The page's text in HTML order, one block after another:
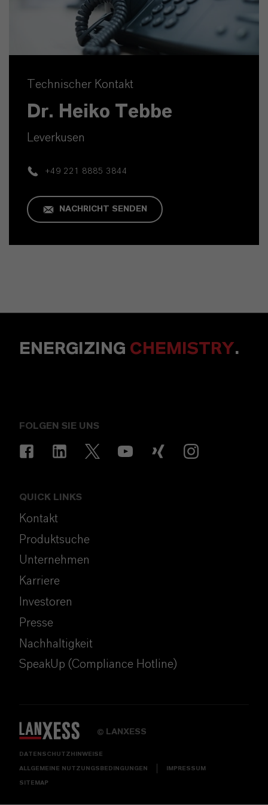
Technischer Kontakt
Dr. Heiko Tebbe
Leverkusen
+49 221 8885 3844
NACHRICHT SENDEN
ENERGIZING CHEMISTRY.
FOLGEN SIE UNS
QUICK LINKS
Kontakt
Produktsuche
Unternehmen
Karriere
Investoren
Presse
Nachhaltigkeit
SpeakUp (Compliance Hotline)
© LANXESS
DATENSCHUTZHINWEISE
ALLGEMEINE NUTZUNGSBEDINGUNGEN IMPRESSUM
SITEMAP